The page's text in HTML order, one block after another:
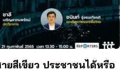
สีเขียว ประชาชนได้หรือ